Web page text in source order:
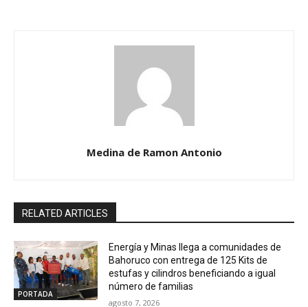
Medina de Ramon Antonio
RELATED ARTICLES
PORTADA
Energía y Minas llega a comunidades de
Bahoruco con entrega de 125 Kits de
estufas y cilindros beneficiando a igual
número de familias
agosto 7, 2026